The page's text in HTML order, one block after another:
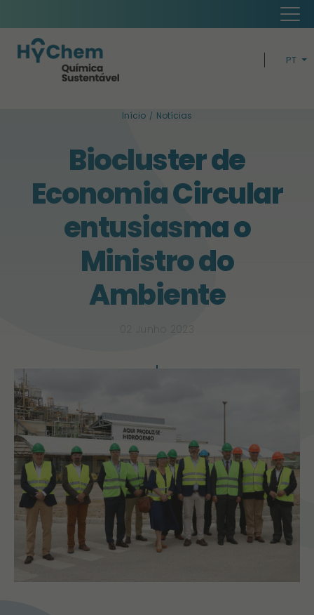
PT
Início Notícias
Biocluster de
Economia Circular
entusiasma o
Ministro do
Ambiente
02 Junho 2023